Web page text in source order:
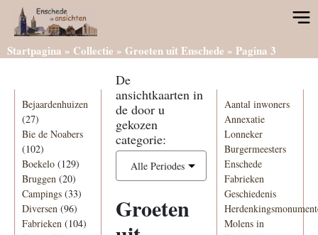
Startpagina » Collectie » Groeten uit Enschede » Pagina 3
Bejaardenhuizen
(27)
Bie de Noabers
(102)
Boekelo (129)
Bruggen (20)
Campings (33)
Diversen (96)
Fabrieken (104)
De
ansichtkaarten in
de door u
gekozen
categorie:
Alle Periodes
Groeten
Aantal inwoners
Annexatie
Lonneker
Burgermeesters
Enschede
Fabrieken
Geschiedenis
Molens in